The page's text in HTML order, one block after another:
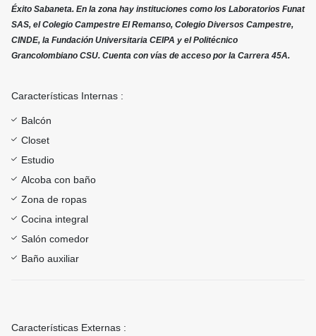
Éxito Sabaneta. En la zona hay instituciones como los Laboratorios Funat
SAS, el Colegio Campestre El Remanso, Colegio Diversos Campestre,
CINDE, la Fundación Universitaria CEIPA y el Politécnico
Grancolombiano CSU. Cuenta con vías de acceso por la Carrera 45A.
Características Internas :
Balcón
Closet
Estudio
Alcoba con baño
Zona de ropas
Cocina integral
Salón comedor
Baño auxiliar
Características Externas :